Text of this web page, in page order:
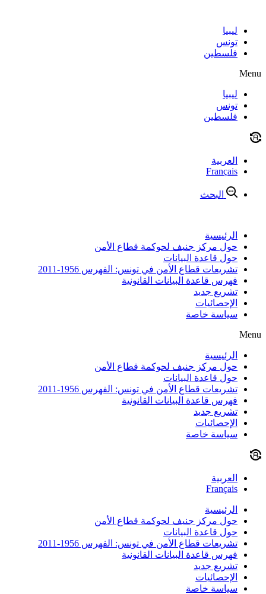
contentليبيا
تونس
فلسطين
Menu
ليبيا
تونس
فلسطين
العربية
Français
البحث
الرئيسية
حول مركز جنيف لحوكمة قطاع الأمن
حول قاعدة البيانات
تشريعات قطاع الأمن في تونس: الفهرس 1956-2011
فهرس قاعدة البيانات القانونية
تشريع جديد
الإحصائيات
سياسة خاصة
Menu
الرئيسية
حول مركز جنيف لحوكمة قطاع الأمن
حول قاعدة البيانات
تشريعات قطاع الأمن في تونس: الفهرس 1956-2011
فهرس قاعدة البيانات القانونية
تشريع جديد
الإحصائيات
سياسة خاصة
العربية
Français
الرئيسية
حول مركز جنيف لحوكمة قطاع الأمن
حول قاعدة البيانات
تشريعات قطاع الأمن في تونس: الفهرس 1956-2011
فهرس قاعدة البيانات القانونية
تشريع جديد
الإحصائيات
سياسة خاصة